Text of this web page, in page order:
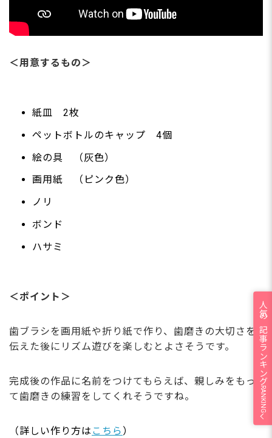
＜用意するもの＞
紙皿 2枚
ペットボトルのキャップ 4個
絵の具 （灰色）
画用紙 （ピンク色）
ノリ
ボンド
ハサミ
＜ポイント＞
歯ブラシを画用紙や折り紙で作り、歯磨きの大切さを
伝えた後にリズム遊びを楽しむとよさそうです。
完成後の作品に名前をつけてもらえば、親しみをもっ
て歯磨きの練習をしてくれそうですね。
（詳しい作り方は こちら ）
人気の記事ランキング
RANKING